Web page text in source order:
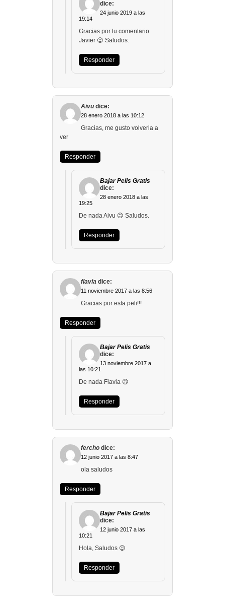
dice:
24 junio 2019 a las
19:14
Gracias por tu comentario
Javier 😉 Saludos.
Responder
Aivu dice:
28 enero 2018 a las 10:12
Gracias, me gusto volverla a
ver
Responder
Bajar Pelis Gratis
dice:
28 enero 2018 a las
19:25
De nada Aivu 😉 Saludos.
Responder
flavia dice:
11 noviembre 2017 a las 8:56
Gracias por esta peli!!!
Responder
Bajar Pelis Gratis
dice:
13 noviembre 2017 a
las 10:21
De nada Flavia 😉
Responder
fercho dice:
12 junio 2017 a las 8:47
ola saludos
Responder
Bajar Pelis Gratis
dice:
12 junio 2017 a las
10:21
Hola, Saludos 😉
Responder